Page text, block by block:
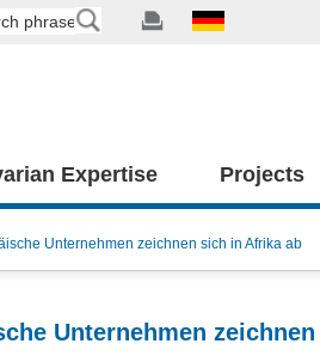
Expertise Projects
Unternehmen zeichnen sich in Afrika ab
Unternehmen